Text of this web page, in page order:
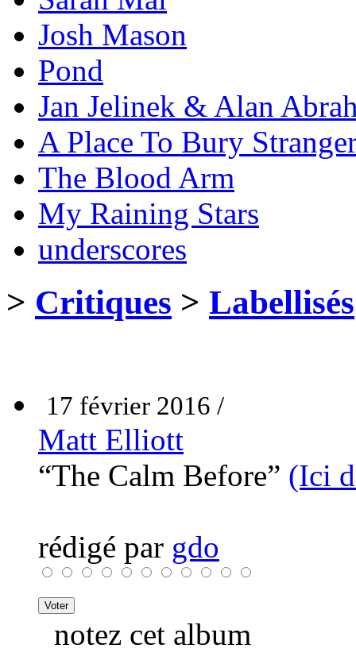
Josh Mason
Pond
Jan Jelinek & Alan
A Place To Bury
The Blood Arm
My Raining Stars
underscores
> Critiques > Labellisés
17 février 2016 /
Matt Elliott
“The Calm Before” (Ici
rédigé par gdo
notez cet album